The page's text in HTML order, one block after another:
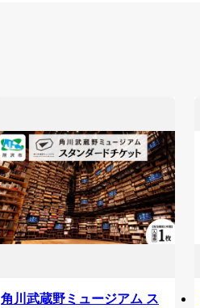
角川武蔵野ミュージアム ス